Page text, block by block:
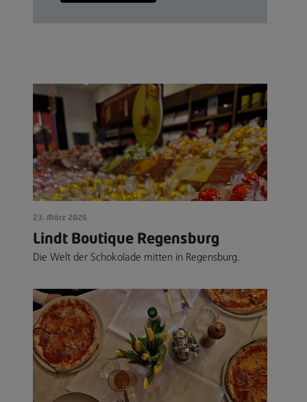
23. März 2026
Lindt Boutique Regensburg
Die Welt der Schokolade mitten in Regensburg.